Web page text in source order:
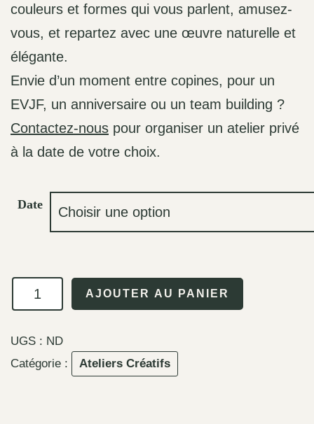
couleurs et formes qui vous parlent, amusez-
vous, et repartez avec une œuvre naturelle et
élégante.
Envie d’un moment entre copines, pour un
EVJF, un anniversaire ou un team building ?
Contactez-nous pour organiser un atelier privé
à la date de votre choix.
Date
quantité
de
herbier
floral
AJOUTER AU PANIER
UGS : ND
Catégorie :
Ateliers Créatifs